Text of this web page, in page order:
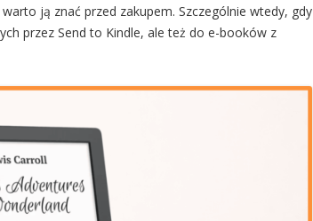
ją znać przed zakupem. Szczególnie wtedy, gdy
przez Send to Kindle, ale też do e-booków z